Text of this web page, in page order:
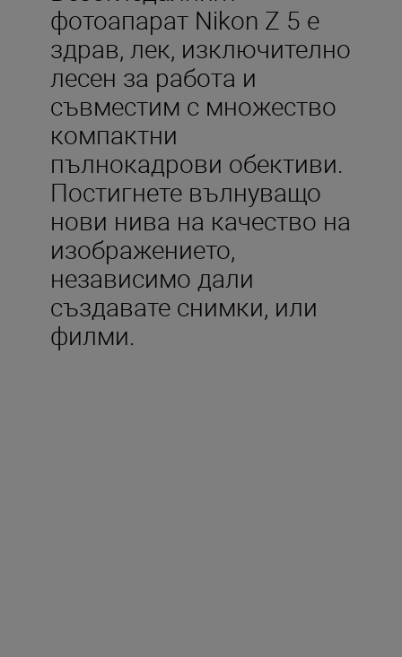
фотоапарат Nikon Z 5 е
здрав, лек, изключително
лесен за работа и
съвместим с множество
компактни
пълнокадрови обективи.
Постигнете вълнуващо
нови нива на качество на
изображението,
независимо дали
създавате снимки, или
филми.